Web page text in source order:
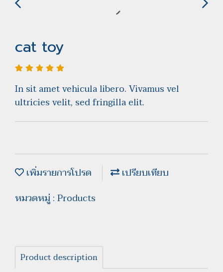
cat toy
In sit amet vehicula libero. Vivamus vel
ultricies velit, sed fringilla elit.
เพิ่มรายการโปรด
เปรียบเทียบ
หมวดหมู่ :Products
Product description